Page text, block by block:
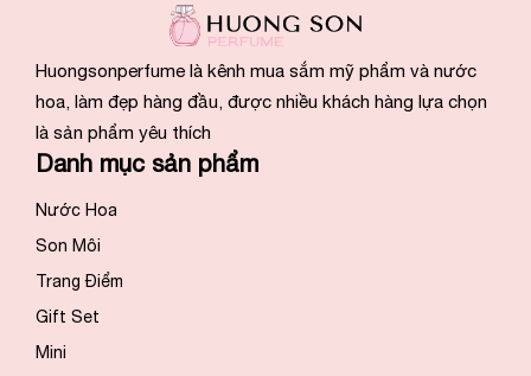
Huongsonperfume là kênh mua sắm mỹ phẩm và nước
hoa, làm đẹp hàng đầu, được nhiều khách hàng lựa chọn
là sản phẩm yêu thích
Danh mục sản phẩm
Nước Hoa
Son Môi
Trang Điểm
Gift Set
Mini